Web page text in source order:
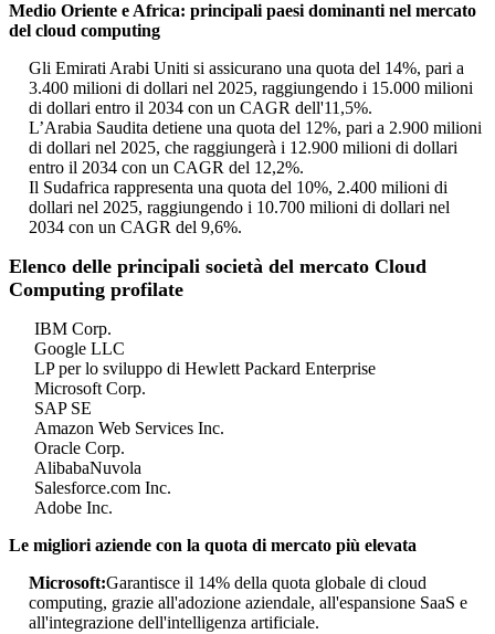
Medio Oriente e Africa: principali paesi dominanti nel mercato
del cloud computing
Gli Emirati Arabi Uniti si assicurano una quota del 14%, pari a
3.400 milioni di dollari nel 2025, raggiungendo i 15.000 milioni
di dollari entro il 2034 con un CAGR dell'11,5%.
L’Arabia Saudita detiene una quota del 12%, pari a 2.900 milioni
di dollari nel 2025, che raggiungerà i 12.900 milioni di dollari
entro il 2034 con un CAGR del 12,2%.
Il Sudafrica rappresenta una quota del 10%, 2.400 milioni di
dollari nel 2025, raggiungendo i 10.700 milioni di dollari nel
2034 con un CAGR del 9,6%.
Elenco delle principali società del mercato Cloud
Computing profilate
IBM Corp.
Google LLC
LP per lo sviluppo di Hewlett Packard Enterprise
Microsoft Corp.
SAP SE
Amazon Web Services Inc.
Oracle Corp.
AlibabaNuvola
Salesforce.com Inc.
Adobe Inc.
Le migliori aziende con la quota di mercato più elevata
Microsoft:Garantisce il 14% della quota globale di cloud
computing, grazie all'adozione aziendale, all'espansione SaaS e
all'integrazione dell'intelligenza artificiale.